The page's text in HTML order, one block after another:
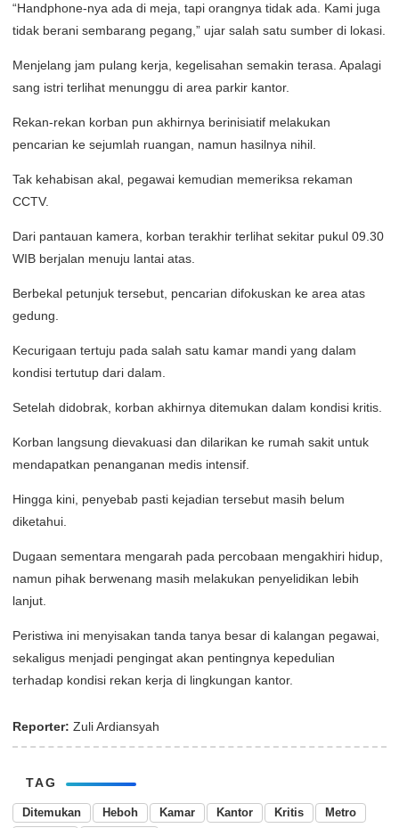
“Handphone-nya ada di meja, tapi orangnya tidak ada. Kami juga
tidak berani sembarang pegang,” ujar salah satu sumber di lokasi.
Menjelang jam pulang kerja, kegelisahan semakin terasa. Apalagi
sang istri terlihat menunggu di area parkir kantor.
Rekan-rekan korban pun akhirnya berinisiatif melakukan
pencarian ke sejumlah ruangan, namun hasilnya nihil.
Tak kehabisan akal, pegawai kemudian memeriksa rekaman
CCTV.
Dari pantauan kamera, korban terakhir terlihat sekitar pukul 09.30
WIB berjalan menuju lantai atas.
Berbekal petunjuk tersebut, pencarian difokuskan ke area atas
gedung.
Kecurigaan tertuju pada salah satu kamar mandi yang dalam
kondisi tertutup dari dalam.
Setelah didobrak, korban akhirnya ditemukan dalam kondisi kritis.
Korban langsung dievakuasi dan dilarikan ke rumah sakit untuk
mendapatkan penanganan medis intensif.
Hingga kini, penyebab pasti kejadian tersebut masih belum
diketahui.
Dugaan sementara mengarah pada percobaan mengakhiri hidup,
namun pihak berwenang masih melakukan penyelidikan lebih
lanjut.
Peristiwa ini menyisakan tanda tanya besar di kalangan pegawai,
sekaligus menjadi pengingat akan pentingnya kepedulian
terhadap kondisi rekan kerja di lingkungan kantor.
Reporter: Zuli Ardiansyah
TAG
Ditemukan Heboh Kamar Kantor Kritis
Metro